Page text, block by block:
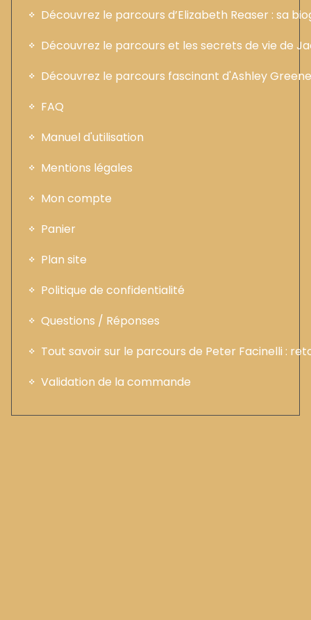
Découvrez le parcours d’Elizabeth Reaser : sa
Découvrez le parcours et les secrets de vie de
Découvrez le parcours fascinant d'Ashley
FAQ
Manuel d'utilisation
Mentions légales
Mon compte
Panier
Plan site
Politique de confidentialité
Questions / Réponses
Tout savoir sur le parcours de Peter Facinelli :
Validation de la commande